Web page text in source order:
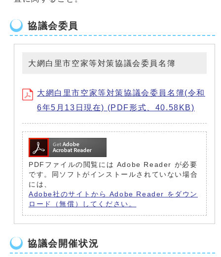
協議会委員
大網白里市空家等対策協議会委員名簿
大網白里市空家等対策協議会委員名簿(令和
6年5月13日現在) (PDF形式、40.58KB)
PDFファイルの閲覧には Adobe Reader が必要
です。同ソフトがインストールされていない場合
には、
Adobe社のサイトから Adobe Reader をダウン
ロード（無償）してください。
協議会開催状況